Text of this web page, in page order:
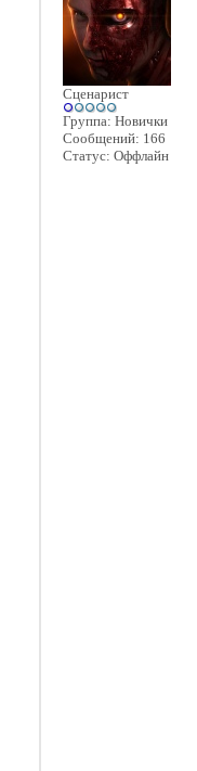
Сценарист
Группа: Новички
Сообщений: 166
Статус: Оффлайн